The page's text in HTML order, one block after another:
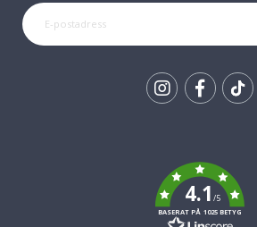
4.1/5
BASERAT PÅ 1025 BETYG